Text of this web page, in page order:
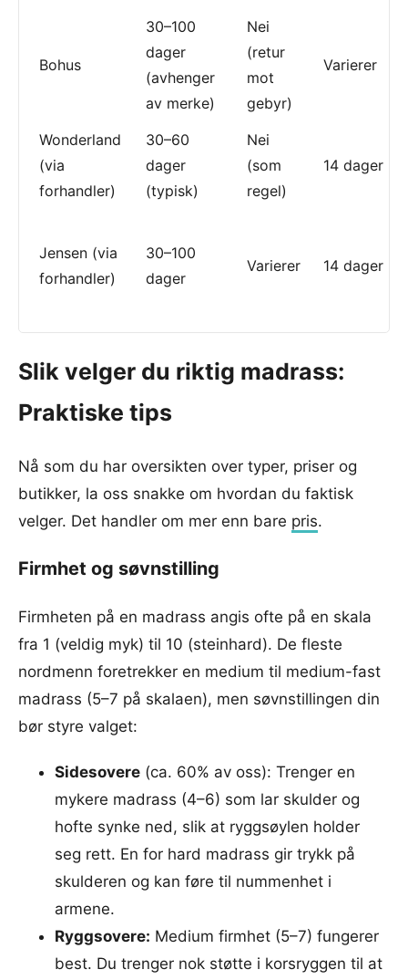
Bohus
30–100
dager
(avhenger
av merke)
Nei
(retur
mot
gebyr)
Varierer
Wonderland
(via
forhandler)
30–60
dager
(typisk)
Nei
(som
regel)
14 dager
Jensen (via
forhandler)
30–100
dager
Varierer 14 dager
Slik velger du riktig madrass:
Praktiske tips
Nå som du har oversikten over typer, priser og
butikker, la oss snakke om hvordan du faktisk
velger. Det handler om mer enn bare pris.
Firmhet og søvnstilling
Firmheten på en madrass angis ofte på en skala
fra 1 (veldig myk) til 10 (steinhard). De fleste
nordmenn foretrekker en medium til medium-fast
madrass (5–7 på skalaen), men søvnstillingen din
bør styre valget:
Sidesovere (ca. 60% av oss): Trenger en
mykere madrass (4–6) som lar skulder og
hofte synke ned, slik at ryggsøylen holder
seg rett. En for hard madrass gir trykk på
skulderen og kan føre til nummenhet i
armene.
Ryggsovere: Medium firmhet (5–7) fungerer
best. Du trenger nok støtte i korsryggen til at